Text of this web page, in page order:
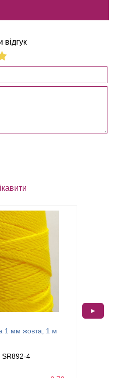
відгук
1 мм жовта, 1 м
SR892-4
►